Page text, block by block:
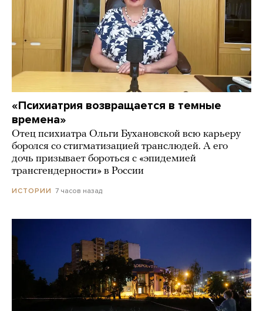
«Психиатрия возвращается в темные
времена»
Отец психиатра Ольги Бухановской всю карьеру
боролся со стигматизацией транслюдей. А его
дочь призывает бороться с «эпидемией
трансгендерности» в России
ИСТОРИИ 7 часов назад